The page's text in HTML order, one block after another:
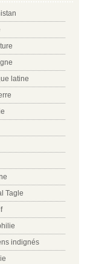
latine
Tagle
indignés